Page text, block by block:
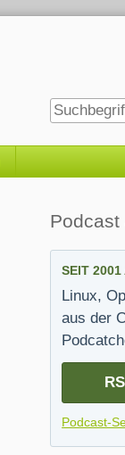
Podcast
SEIT 2001
Linux,
aus der
Podcast-